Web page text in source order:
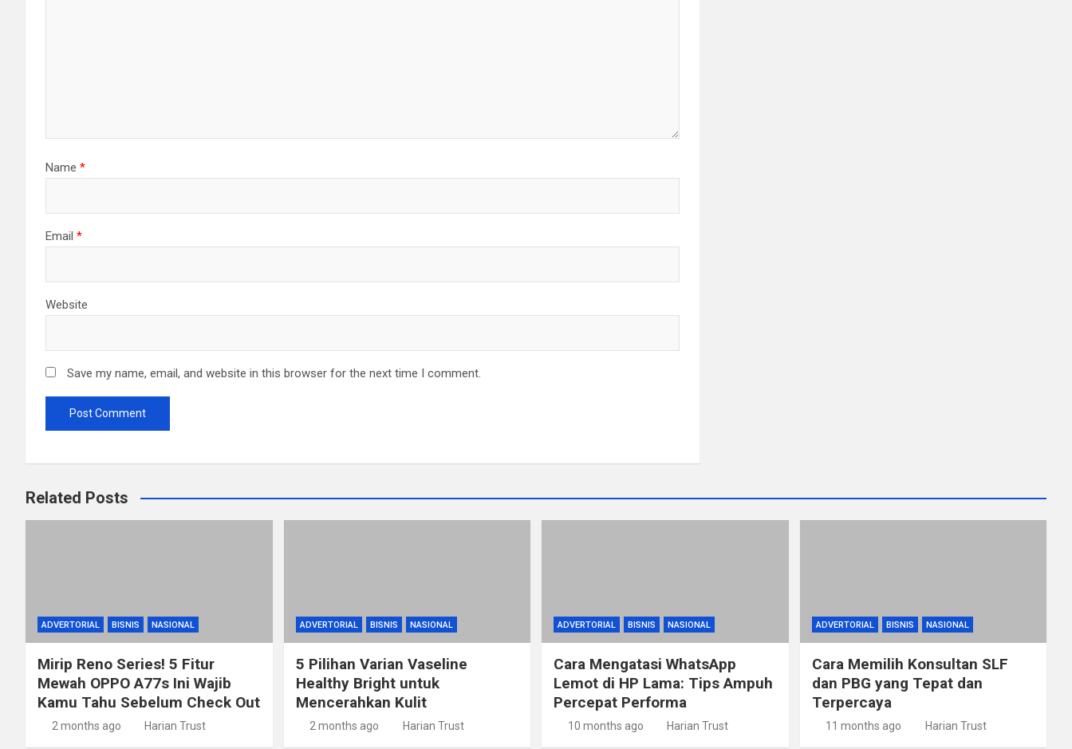
Name *
Email *
Website
Save my name, email, and website in this browser for the next time I comment.
Related Posts
ADVERTORIAL BISNIS NASIONAL
Mirip Reno Series! 5 Fitur
Mewah OPPO A77s Ini Wajib
Kamu Tahu Sebelum Check Out
2 months ago Harian Trust
ADVERTORIAL BISNIS NASIONAL
5 Pilihan Varian Vaseline
Healthy Bright untuk
Mencerahkan Kulit
2 months ago Harian Trust
ADVERTORIAL BISNIS NASIONAL
Cara Mengatasi WhatsApp
Lemot di HP Lama: Tips Ampuh
Percepat Performa
10 months ago Harian Trust
ADVERTORIAL BISNIS NASIONAL
Cara Memilih Konsultan SLF
dan PBG yang Tepat dan
Terpercaya
11 months ago Harian Trust